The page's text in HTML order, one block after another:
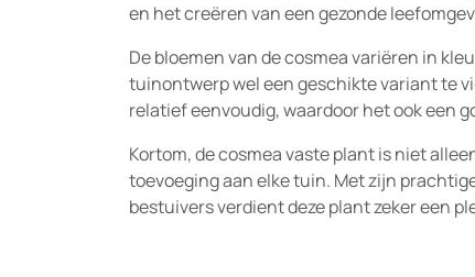
en het creëren van een gezonde
De bloemen van de cosmea variëren in
tuinontwerp wel een geschikte variant te
relatief eenvoudig, waardoor het ook een
Kortom, de cosmea vaste plant is niet
toevoeging aan elke tuin. Met zijn
bestuivers verdient deze plant zeker een